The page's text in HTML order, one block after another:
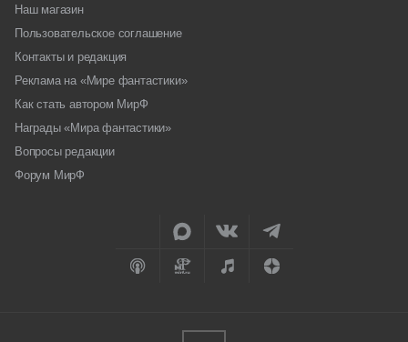
Наш магазин
Пользовательское соглашение
Контакты и редакция
Реклама на «Мире фантастики»
Как стать автором МирФ
Награды «Мира фантастики»
Вопросы редакции
Форум МирФ